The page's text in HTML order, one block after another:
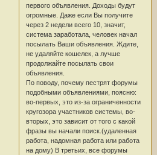
первого объявления. Доходы будут
огромные. Даже если Вы получите
через 2 недели всего 10, значит,
система заработала, человек начал
посылать Ваши объявления. Ждите,
не удаляйте кошелек, а лучше
продолжайте посылать свои
объявления.
По поводу, почему пестрят форумы
подобными объявлениями, поясню:
во-первых, это из-за ограниченности
кругозора участников системы, во-
вторых, это зависит от того с какой
фразы вы начали поиск.(удаленная
работа, надомная работа или работа
на дому) В третьих, все форумы